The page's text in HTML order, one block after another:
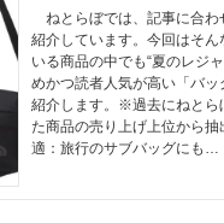
ねとらぼでは、記事に合わ
紹介しています。今回はそ
いる商品の中でも“夏のレジ
めかつ読者人気が高い「バ
紹介します。※過去にねとら
た商品の売り上げ上位から
適：旅行のサブバッグにも…